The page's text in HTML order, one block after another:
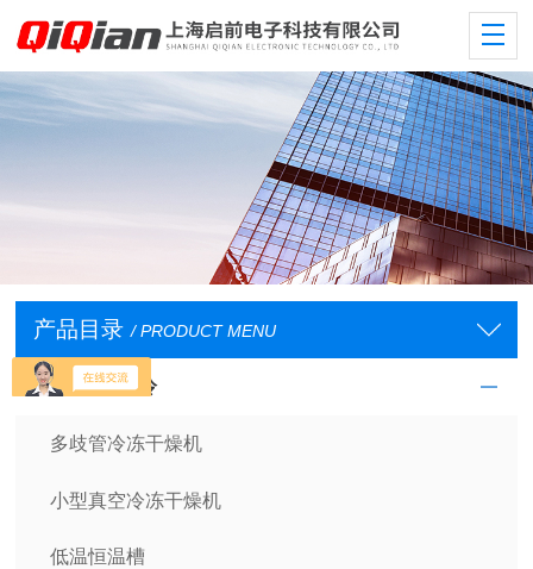
产品目录 / PRODUCT MENU
低温/恒温/制冷
多歧管冷冻干燥机
小型真空冷冻干燥机
低温恒温槽